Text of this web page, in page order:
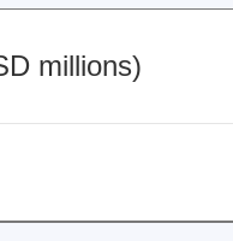
millions)